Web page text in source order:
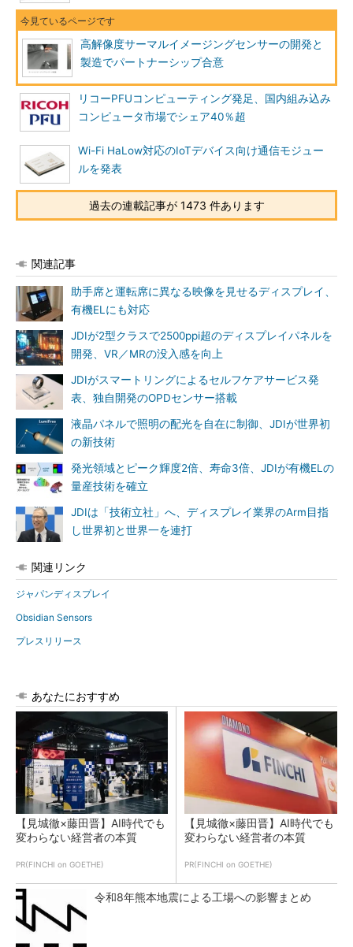
高解像度サーマルイメージングセンサーの開発と
製造でパートナーシップ合意
リコーPFUコンピューティング発足、国内組み込み
コンピュータ市場でシェア40％超
Wi-Fi HaLow対応のIoTデバイス向け通信モジュー
ルを発表
過去の連載記事が 1473 件あります
関連記事
助手席と運転席に異なる映像を見せるディスプレイ、
有機ELにも対応
JDIが2型クラスで2500ppi超のディスプレイパネルを
開発、VR／MRの没入感を向上
JDIがスマートリングによるセルフケアサービス発
表、独自開発のOPDセンサー搭載
液晶パネルで照明の配光を自在に制御、JDIが世界初
の新技術
発光領域とピーク輝度2倍、寿命3倍、JDIが有機ELの
量産技術を確立
JDIは「技術立社」へ、ディスプレイ業界のArm目指
し世界初と世界一を連打
関連リンク
ジャパンディスプレイ
Obsidian Sensors
プレスリリース
あなたにおすすめ
【見城徹×藤田晋】AI時代でも
変わらない経営者の本質
PR(FINCHI on GOETHE)
【見城徹×藤田晋】AI時代でも
変わらない経営者の本質
PR(FINCHI on GOETHE)
令和8年熊本地震による工場への影響まとめ